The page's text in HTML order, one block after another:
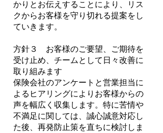
かりとお伝えすることにより、リス
クからお客様を守り切れる提案をし
ていきます。
方針３ お客様のご要望、ご期待を
受け止め、チームとして日々改善に
取り組みます
保険会社のアンケートと営業担当に
よるヒアリングによりお客様からの
声を幅広く収集します。特に苦情や
不満足に関しては、誠心誠意対応し
た後、再発防止策を直ちに検討しま